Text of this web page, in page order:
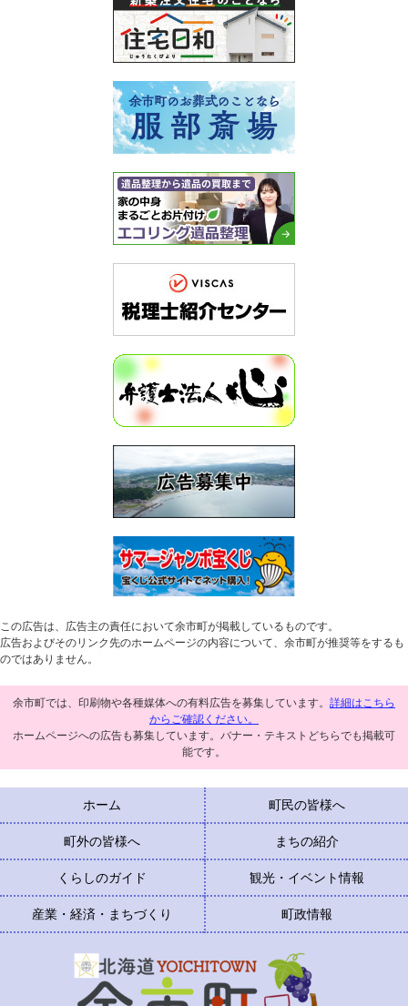
この広告は、広告主の責任において余市町が掲載しているものです。
広告およびそのリンク先のホームページの内容について、余市町が推奨等をするも
のではありません。
余市町では、印刷物や各種媒体への有料広告を募集しています。 詳細はこちら
からご確認ください。
ホームページへの広告も募集しています。バナー・テキストどちらでも掲載可
能です。
ホーム 町民の皆様へ
町外の皆様へ まちの紹介
くらしのガイド 観光・イベント情報
産業・経済・まちづくり 町政情報